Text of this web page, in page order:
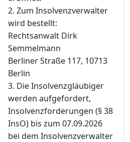
2. Zum Insolvenzverwalter
wird bestellt:
Rechtsanwalt Dirk
Semmelmann
Berliner Straße 117, 10713
Berlin
3. Die Insolvenzgläubiger
werden aufgefordert,
Insolvenzforderungen (§ 38
InsO) bis zum 07.09.2026
bei dem Insolvenzverwalter